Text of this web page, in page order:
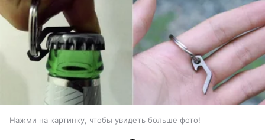
Нажми на картинку, чтобы увидеть больше фото!